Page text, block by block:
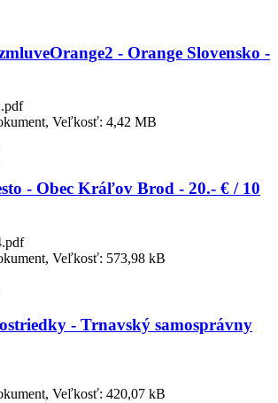
- Orange Slovensko -
Veľkosť: 4,42 MB
- Obec Kráľov Brod - 20.- € / 10
Veľkosť: 573,98 kB
- Trnavský samosprávny
Veľkosť: 420,07 kB